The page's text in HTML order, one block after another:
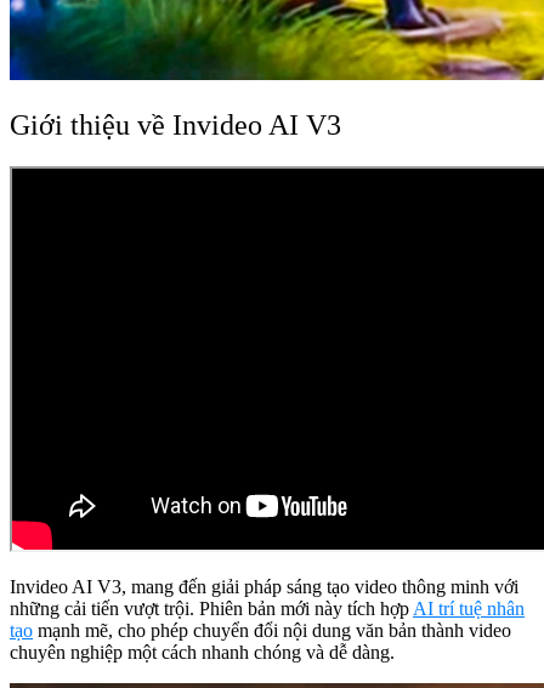
Giới thiệu về Invideo AI V3
Invideo AI V3, mang đến giải pháp sáng tạo video thông minh với
những cải tiến vượt trội. Phiên bản mới này tích hợp AI trí tuệ nhân
tạo mạnh mẽ, cho phép chuyển đổi nội dung văn bản thành video
chuyên nghiệp một cách nhanh chóng và dễ dàng.